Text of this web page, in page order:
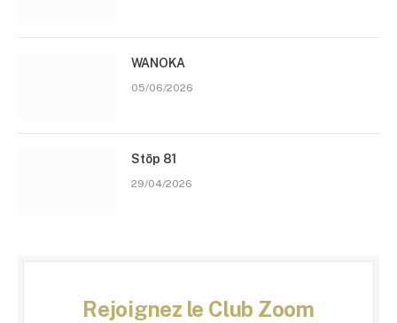
WANOKA
05/06/2026
Stōp 81
29/04/2026
Rejoignez le Club Zoom